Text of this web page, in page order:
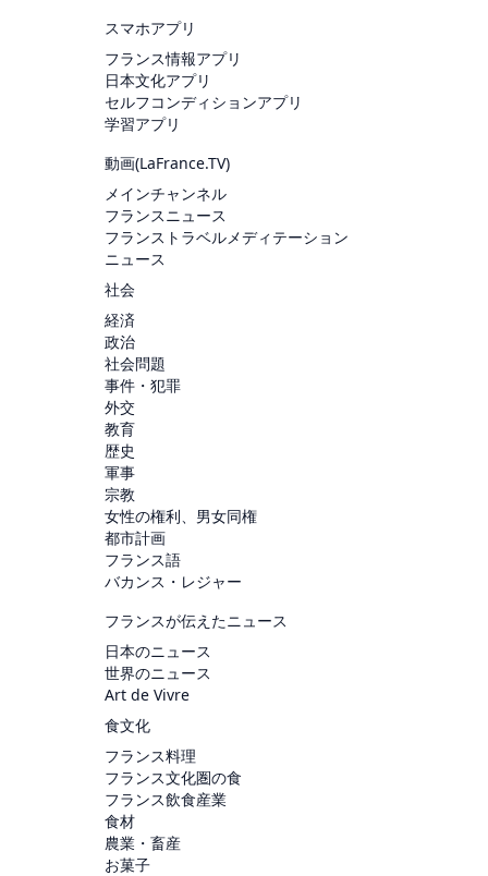
スマホアプリ
フランス情報アプリ
日本文化アプリ
セルフコンディションアプリ
学習アプリ
動画(LaFrance.TV)
メインチャンネル
フランスニュース
フランストラベルメディテーション
ニュース
社会
経済
政治
社会問題
事件・犯罪
外交
教育
歴史
軍事
宗教
女性の権利、男女同権
都市計画
フランス語
バカンス・レジャー
フランスが伝えたニュース
日本のニュース
世界のニュース
Art de Vivre
食文化
フランス料理
フランス文化圏の食
フランス飲食産業
食材
農業・畜産
お菓子